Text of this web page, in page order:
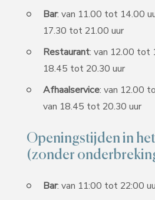
Bar: van 11.00 tot 14.00
17.30 tot 21.00 uur
Restaurant: van 12.00 tot
18.45 tot 20.30 uur
Afhaalservice: van 12.00
van 18.45 tot 20.30 uur
Openingstijden in
(zonder
Bar: van 11:00 tot 22:00